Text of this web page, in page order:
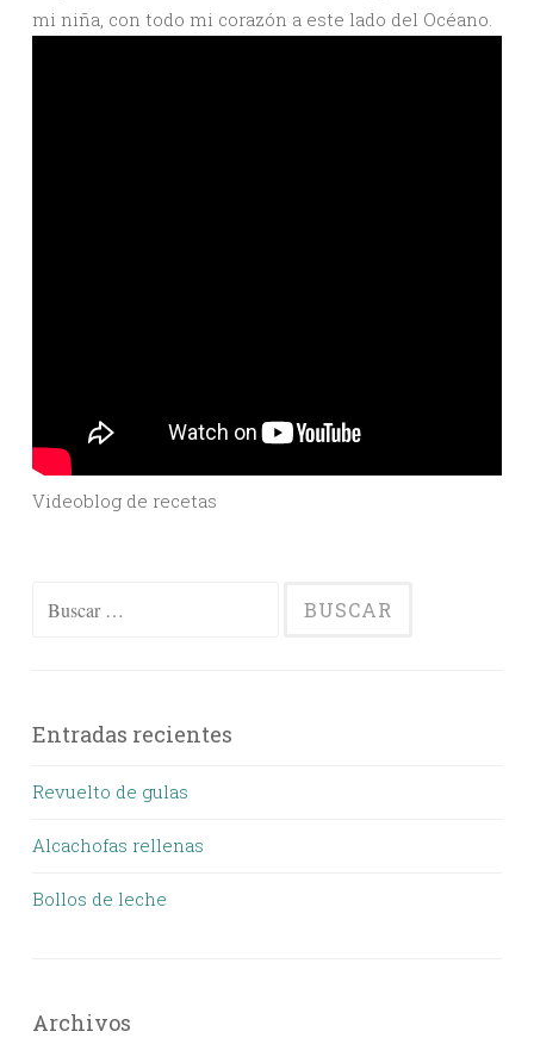
mi niña, con todo mi corazón a este lado del Océano.
Videoblog de recetas
Entradas recientes
Revuelto de gulas
Alcachofas rellenas
Bollos de leche
Archivos